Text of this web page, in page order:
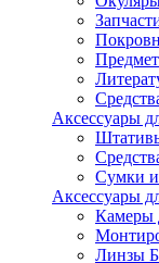
Аксессуары
Сумки и
Аксессуары
Камеры
Линзы